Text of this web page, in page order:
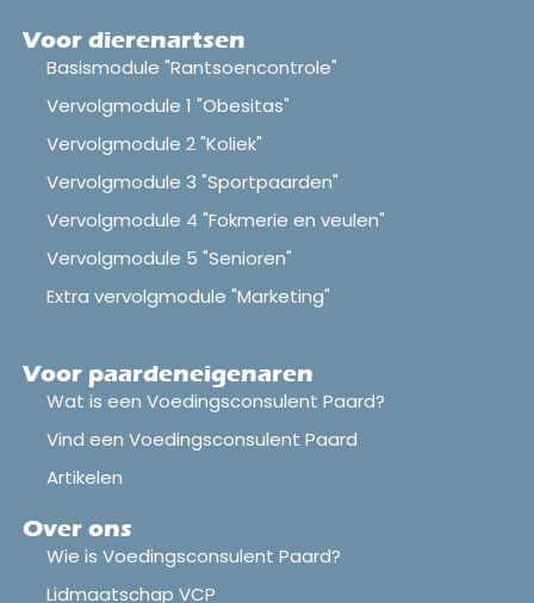
Voor dierenartsen
Basismodule "Rantsoencontrole"
Vervolgmodule 1 "Obesitas"
Vervolgmodule 2 "Koliek"
Vervolgmodule 3 "Sportpaarden"
Vervolgmodule 4 "Fokmerie en veulen"
Vervolgmodule 5 "Senioren"
Extra vervolgmodule "Marketing"
Voor paardeneigenaren
Wat is een Voedingsconsulent Paard?
Vind een Voedingsconsulent Paard
Artikelen
Over ons
Wie is Voedingsconsulent Paard?
Lidmaatschap VCP